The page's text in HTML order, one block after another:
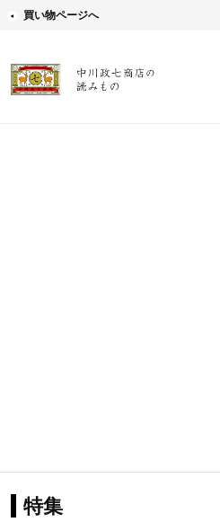
買い物ページへ
特集